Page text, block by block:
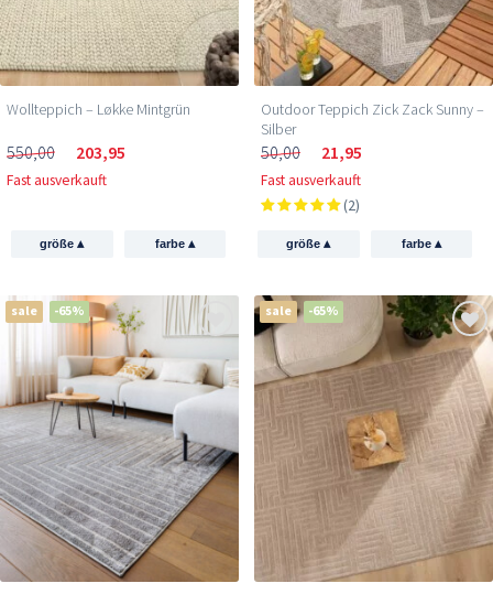
Wollteppich – Løkke Mintgrün
550,00 203,95
Fast ausverkauft
größe▴ farbe ▴
Outdoor Teppich Zick Zack Sunny –
Silber
50,00 21,95
Fast ausverkauft
(2)
größe▴ farbe ▴
sale -65% sale -65%